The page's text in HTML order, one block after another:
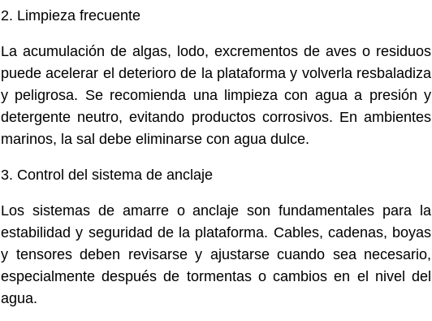
2. Limpieza frecuente
La acumulación de algas, lodo, excrementos de aves o residuos
puede acelerar el deterioro de la plataforma y volverla resbaladiza
y peligrosa. Se recomienda una limpieza con agua a presión y
detergente neutro, evitando productos corrosivos. En ambientes
marinos, la sal debe eliminarse con agua dulce.
3. Control del sistema de anclaje
Los sistemas de amarre o anclaje son fundamentales para la
estabilidad y seguridad de la plataforma. Cables, cadenas, boyas
y tensores deben revisarse y ajustarse cuando sea necesario,
especialmente después de tormentas o cambios en el nivel del
agua.